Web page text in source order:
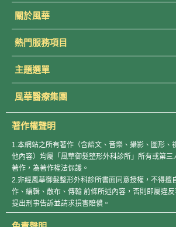
關於風華
熱門服務項目
主題選單
風華醫療集團
著作權聲明
1.本網站之所有著作（含語文、音樂、攝影、圖形、
他內容）均屬「風華御髮整形外科診所」所有或第
著作，為著作權法保護。
2.非經風華御髮整形外科診所書面同意授權，不得擅
作、編輯、散布、傳輸 前條所述內容，否則即屬違
提出刑事告訴並請求損害賠償。